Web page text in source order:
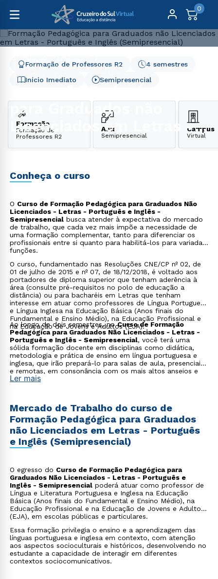
0
Formação Pedagógica para Graduados não Licenciados
em Letras - Português e Inglês (Semipresencial)
para Graduados não
Licenciados em Letras -
Português e Inglês
Início Imediato
4 semestres
Formação de Professores R2
Semipresencial
Formação
Formação de
Professores R2
Aula
Semipresencial
Campus
Virtual
Conheça o curso
O Curso de Formação Pedagógica para Graduados Não
Licenciados - Letras - Português e Inglês -
Semipresencial busca atender à expectativa do mercado
de trabalho, que cada vez mais impõe a necessidade de
uma formação complementar, tanto para diferenciar os
profissionais entre si quanto para habilitá-los para variadas
funções.
O curso, fundamentado nas Resoluções CNE/CP nº 02, de
01 de julho de 2015 e nº 07, de 18/12/2018, é voltado aos
portadores de diploma superior que tenham aderência à
área (consulte pré-requisitos no polo de educação a
distância) ou para bacharéis em Letras que tenham
interesse em atuar como professores de Língua Portuguesa
e Língua Inglesa na Educação Básica (Anos finais do
Fundamental e Ensino Médio), na Educação Profissional e
na Educação de Jovens e Adultos (EJA).
Ao longo de dois semestres, noCurso de Formação
Pedagógica para Graduados Não Licenciados - Letras -
Português e Inglês - Semipresencial, você terá uma
sólida formação docente em disciplinas como didática,
metodologia e prática de ensino em língua portuguesa e
inglesa, que irão prepará-lo para salas de aula, presenciais
e remotas, em consonância com os mais altos anseios e
compromissos da nossa instituição.
Ler mais
Mercado de Trabalho do curso de
Formação Pedagógica para Graduados
não Licenciados em Letras - Português
e Inglês (Semipresencial)
O egresso do Curso de Formação Pedagógica para
Graduados Não Licenciados - Letras - Português e
Inglês - Semipresencial poderá atuar como professor de
Língua e Literatura Portuguesa e Inglesa na Educação
Básica (Anos finais do Fundamental e Ensino Médio), na
Educação Profissional e na Educação de Jovens e Adultos
(EJA), em escolas públicas e particulares.
Essa formação privilegia o ensino e a aprendizagem das
línguas portuguesa e inglesa em contexto, com atenção
aos aspectos socioculturais e históricos, desenvolvendo no
estudante a capacidade de interagir em diferentes
contextos sociocomunicativos.